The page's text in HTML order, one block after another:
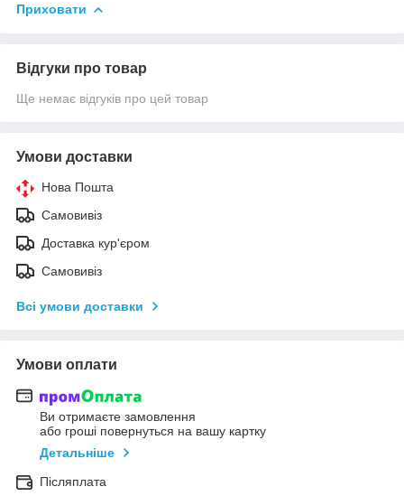
Приховати
Відгуки про товар
Ще немає відгуків про цей товар
Умови доставки
Нова Пошта
Самовивіз
Доставка кур'єром
Самовивіз
Всі умови доставки
Умови оплати
Ви отримаєте замовлення
або гроші повернуться на вашу картку
Детальніше
Післяплата